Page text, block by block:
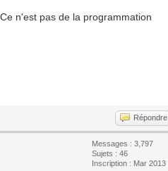
n'est pas de la programmation
Répondre
Messages : 3,797
Sujets : 46
Inscription : Mar 2013